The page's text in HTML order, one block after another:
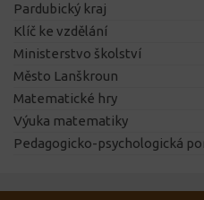
Pardubický kraj
Klíč ke vzdělání
Ministerstvo školství
Město Lanškroun
Matematické hry
Výuka matematiky
Pedagogicko-psychologická